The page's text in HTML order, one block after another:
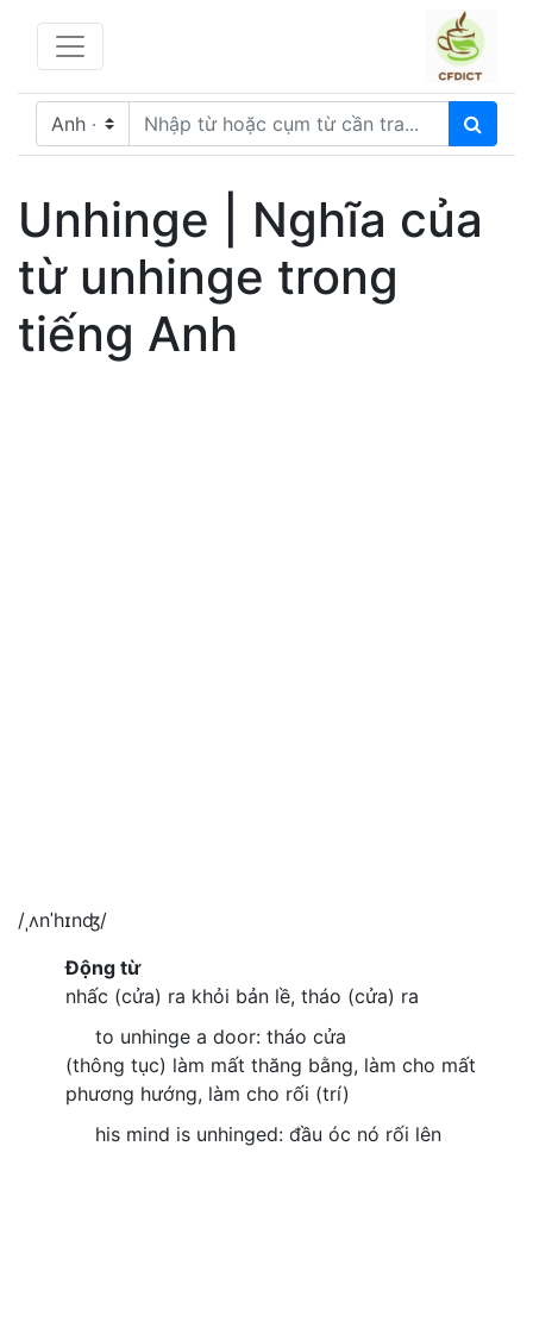
Unhinge | Nghĩa của
từ unhinge trong
tiếng Anh
/ˌʌnˈhɪnʤ/
Động từ
nhấc (cửa) ra khỏi bản lề, tháo (cửa) ra
to unhinge a door: tháo cửa
(thông tục) làm mất thăng bằng, làm cho mất
phương hướng, làm cho rối (trí)
his mind is unhinged: đầu óc nó rối lên